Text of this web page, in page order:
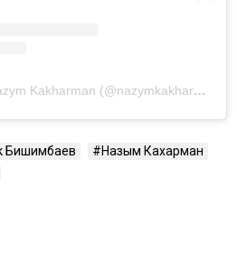
Публикация от Nazym Kakharman (@nazymkakharman)
Бишимбаев
Назым Кахарман